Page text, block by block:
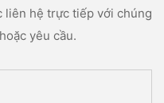
liên hệ trực tiếp với chúng
yêu cầu.